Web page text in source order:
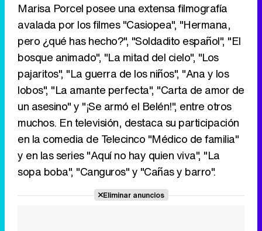
Tráiler de '33 días', la nueva serie de Atresplayer con Julián Villagrán y José Manuel Poga
Tráiler en catalán de 'Ravalear', la nueva serie de HBO Max sobre los fondos buitre
Marisa Porcel posee una extensa filmografía
avalada por los filmes "Casiopea", "Hermana,
pero ¿qué has hecho?", "Soldadito español", "El
bosque animado", "La mitad del cielo", "Los
pajaritos", "La guerra de los niños", "Ana y los
lobos", "La amante perfecta", "Carta de amor de
un asesino" y "¡Se armó el Belén!", entre otros
muchos. En televisión, destaca su participación
en la comedia de Telecinco "Médico de familia"
y en las series "Aquí no hay quien viva", "La
sopa boba", "Canguros" y "Cañas y barro".
Eliminar anuncios